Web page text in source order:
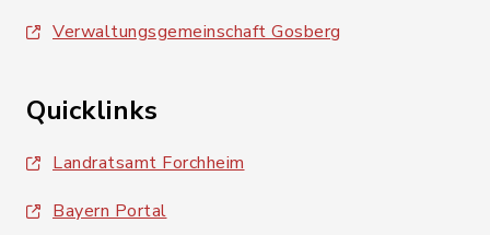
Verwaltungsgemeinschaft Gosberg
Quicklinks
Landratsamt Forchheim
Bayern Portal